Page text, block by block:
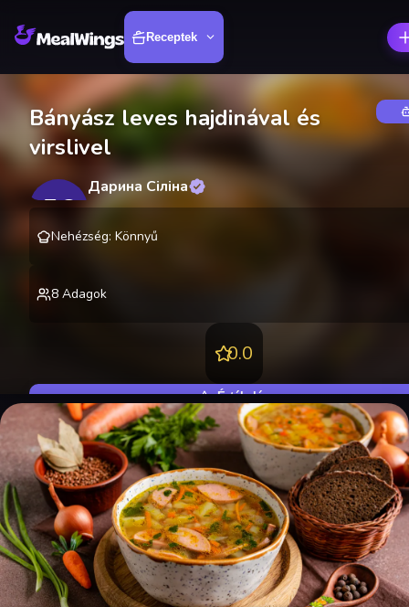
Receptek
Bányász leves hajdinával és
virslivel
ДС
Дарина Сіліна
Nehézség: Könnyű
8 Adagok
0.0
Értékelés